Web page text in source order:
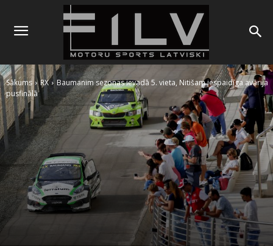
Sākums RX
Baumanim sezonas ievadā 5. vieta, Nitišam iespaidīga avārija
pusfinālā